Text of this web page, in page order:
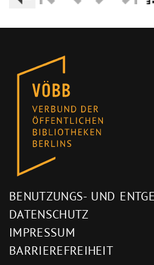
BENUTZUNGS- UND
DATENSCHUTZ
IMPRESSUM
BARRIEREFREIHEIT